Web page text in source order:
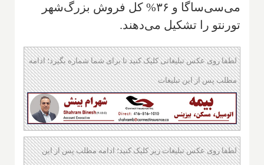
می‌سی‌ساگا و ۳۶% کل فروش بزرگ‌شهر
تورنتو را تشکیل می‌دهند.
لطفا روی عکس تبلیغاتی کلیک کنید تا برای شما شماره بگیرد؛ ادامه
مطلب پس از این تبلیغات
لطفا روی عکس تبلیغات زیر کلیک کنید؛ ادامه مطلب پس از این